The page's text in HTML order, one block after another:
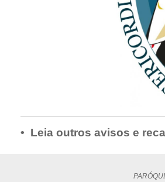
• Leia outros avisos e